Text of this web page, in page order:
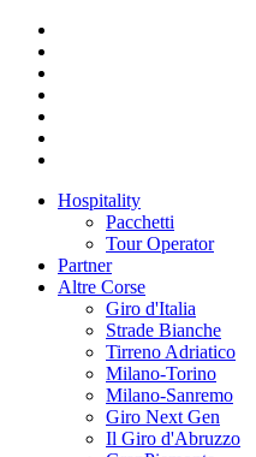
Hospitality
Pacchetti
Tour Operator
Partner
Altre Corse
Giro d'Italia
Strade Bianche
Tirreno Adriatico
Milano-Torino
Milano-Sanremo
Giro Next Gen
Il Giro d'Abruzzo